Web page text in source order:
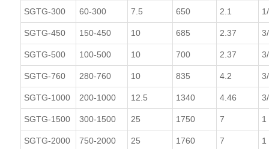
SGTG-300 60-300 7.5 650 2.1
SGTG-450 150-450 10 685 2.37
SGTG-500 100-500 10 700 2.37
SGTG-760 280-760 10 835 4.2
SGTG-1000 200-1000 12.5 1340 4.46
SGTG-1500 300-1500 25 1750 7 1
SGTG-2000 750-2000 25 1760 7 1